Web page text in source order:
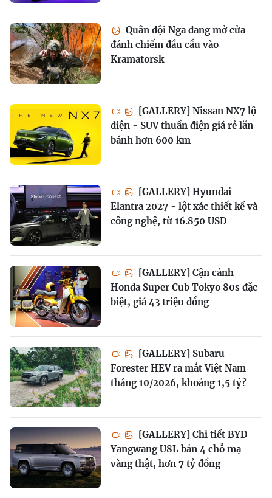
Quân đội Nga đang mở cửa
đánh chiếm đầu cầu vào
Kramatorsk
[GALLERY] Nissan NX7 lộ
diện - SUV thuần điện giá rẻ lăn
bánh hơn 600 km
[GALLERY] Hyundai
Elantra 2027 - lột xác thiết kế và
công nghệ, từ 16.850 USD
[GALLERY] Cận cảnh
Honda Super Cub Tokyo 80s đặc
biệt, giá 43 triệu đồng
[GALLERY] Subaru
Forester HEV ra mắt Việt Nam
tháng 10/2026, khoảng 1,5 tỷ?
[GALLERY] Chi tiết BYD
Yangwang U8L bản 4 chỗ mạ
vàng thật, hơn 7 tỷ đồng